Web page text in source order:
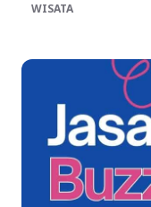
WISATA